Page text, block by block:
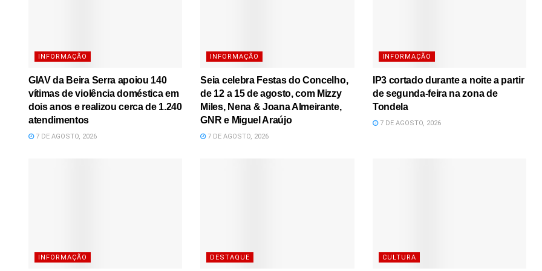
INFORMAÇÃO
GIAV da Beira Serra apoiou 140
vítimas de violência doméstica em
dois anos e realizou cerca de 1.240
atendimentos
7 DE AGOSTO, 2026
INFORMAÇÃO
Seia celebra Festas do Concelho,
de 12 a 15 de agosto, com Mizzy
Miles, Nena & Joana Almeirante,
GNR e Miguel Araújo
7 DE AGOSTO, 2026
INFORMAÇÃO
IP3 cortado durante a noite a partir
de segunda-feira na zona de
Tondela
7 DE AGOSTO, 2026
INFORMAÇÃO DESTAQUE CULTURA